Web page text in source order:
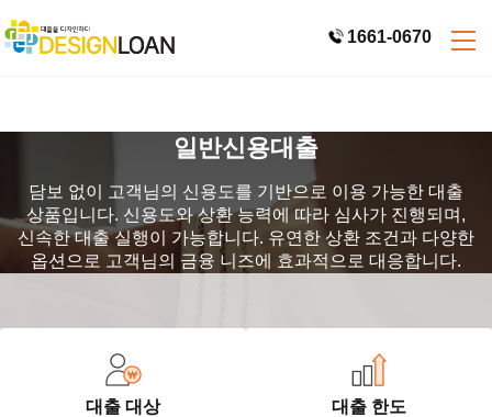
1661-0670
일반신용대출
담보 없이 고객님의 신용도를 기반으로 이용 가능한 대출
상품입니다. 신용도와 상환 능력에 따라 심사가 진행되며,
신속한 대출 실행이 가능합니다. 유연한 상환 조건과 다양한
옵션으로 고객님의 금융 니즈에 효과적으로 대응합니다.
대출 대상
대출 한도